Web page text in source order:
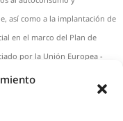
así como a la implantación de
en el marco del Plan de
por la Unión Europea -